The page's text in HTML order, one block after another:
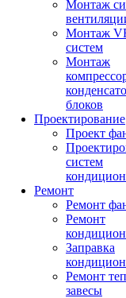
Монтаж
Монтаж
систем
Монтаж
блоков
Проектирование
Проект
систем
Ремонт
Ремонт
Ремонт
Заправка
Ремонт
завесы